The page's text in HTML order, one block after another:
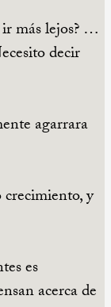
más lejos? …
decir
agarrara
y
es
acerca de